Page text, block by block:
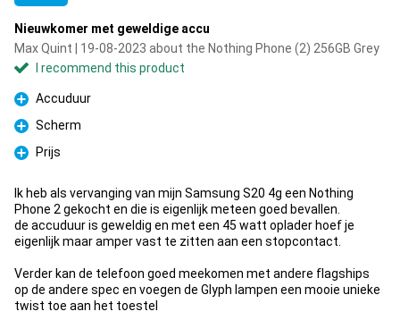
Nieuwkomer met geweldige accu
Max Quint | 19-08-2023 about the Nothing Phone (2) 256GB Grey
I recommend this product
Pro
Accuduur
Pro
Scherm
Pro
Prijs
Ik heb als vervanging van mijn Samsung S20 4g een Nothing
Phone 2 gekocht en die is eigenlijk meteen goed bevallen.
de accuduur is geweldig en met een 45 watt oplader hoef je
eigenlijk maar amper vast te zitten aan een stopcontact.
Verder kan de telefoon goed meekomen met andere flagships
op de andere spec en voegen de Glyph lampen een mooie unieke
twist toe aan het toestel